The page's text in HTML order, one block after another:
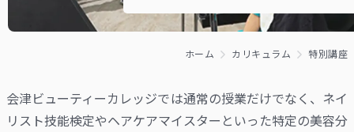
ホーム カリキュラム 特別講座
会津ビューティーカレッジでは通常の授業だけでなく、ネイ
リスト技能検定やヘアケアマイスターといった特定の美容分